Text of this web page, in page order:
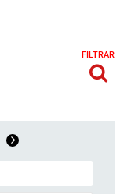
FILTRAR